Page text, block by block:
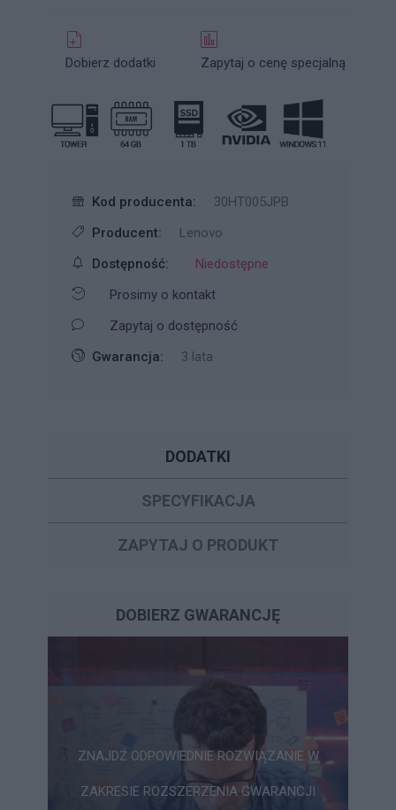
Dobierz dodatki Zapytaj o cenę specjalną
Kod producenta:
30HT005JPB
Producent:
Lenovo
Dostępność:
Niedostępne
Prosimy o kontakt
Zapytaj o dostępność
Gwarancja:
3 lata
DODATKI
SPECYFIKACJA
ZAPYTAJ O PRODUKT
DOBIERZ GWARANCJĘ
ZNAJDŹ ODPOWIEDNIE ROZWIĄZANIE W
ZAKRESIE ROZSZERZENIA GWARANCJI